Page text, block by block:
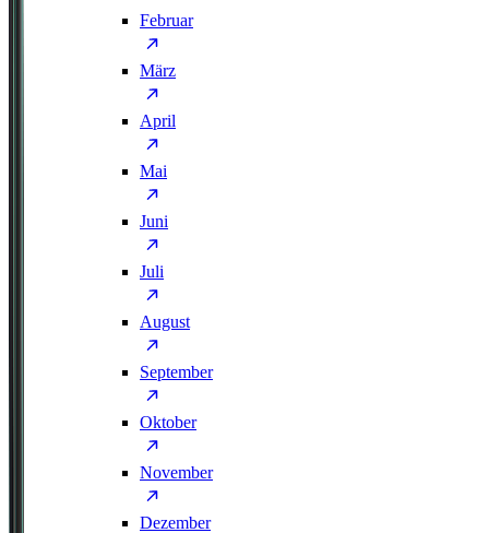
Februar
März
April
Mai
Juni
Juli
August
September
Oktober
November
Dezember